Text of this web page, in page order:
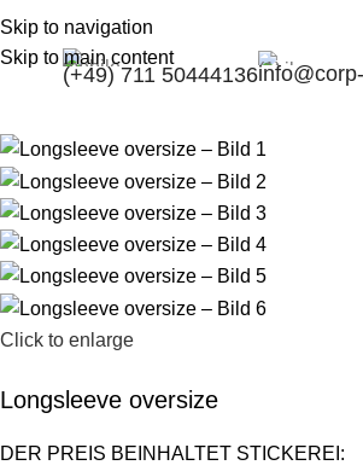
Skip to navigation
Skip to main content
(+49) 711 50444136
Click to enlarge
Longsleeve oversize
DER PREIS BEINHALTET STICKEREI: